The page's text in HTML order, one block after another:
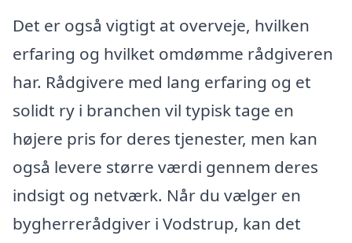
Det er også vigtigt at overveje, hvilken
erfaring og hvilket omdømme rådgiveren
har. Rådgivere med lang erfaring og et
solidt ry i branchen vil typisk tage en
højere pris for deres tjenester, men kan
også levere større værdi gennem deres
indsigt og netværk. Når du vælger en
bygherrerådgiver i Vodstrup, kan det